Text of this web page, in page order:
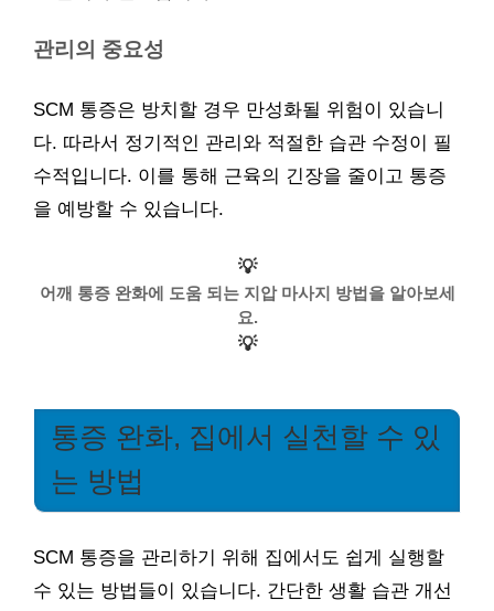
관리의 중요성
SCM 통증은 방치할 경우 만성화될 위험이 있습니
다. 따라서 정기적인 관리와 적절한 습관 수정이 필
수적입니다. 이를 통해 근육의 긴장을 줄이고 통증
을 예방할 수 있습니다.
💡
어깨 통증 완화에 도움 되는 지압 마사지 방법을 알아보세
요.
💡
통증 완화, 집에서 실천할 수 있
는 방법
SCM 통증을 관리하기 위해 집에서도 쉽게 실행할
수 있는 방법들이 있습니다. 간단한 생활 습관 개선